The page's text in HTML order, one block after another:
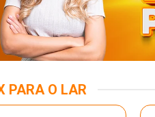
PARA O LAR